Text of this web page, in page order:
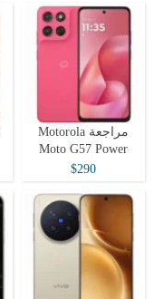
مراجعة Motorola
Moto G57 Power
$290